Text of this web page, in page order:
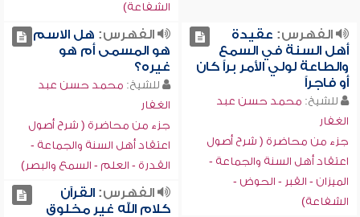
الشفاعة)
الفهرس: عقيدة
أهل السنة في السمع
والطاعة لولي الأمر براً كان
أو فاجراً
للشيخ: محمد حسن عبد
الغفار
جزء من محاضرة ( شرح أصول
اعتقاد أهل السنة والجماعة -
الميزان - القبر - الحوض -
الشفاعة)
الفهرس: هل الاسم
هو المسمى أم هو
غيره؟
للشيخ: محمد حسن عبد
الغفار
جزء من محاضرة ( شرح أصول
اعتقاد أهل السنة والجماعة -
القدرة - العلم - السمع والبصر)
الفهرس:القرآن
كلام الله غير مخلوق